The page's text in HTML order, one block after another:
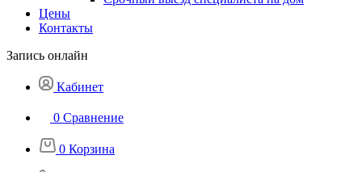
Цены
Контакты
Запись онлайн
Кабинет
0 Сравнение
0 Корзина